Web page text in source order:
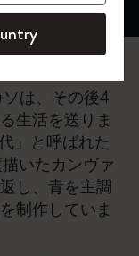
は、その後4
生活を送りま
」と呼ばれた
いたカンヴァ
し、青を主調
制作していま